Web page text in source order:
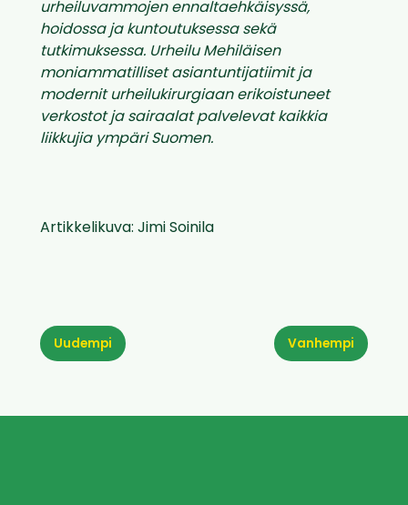
urheiluvammojen ennaltaehkäisyssä,
hoidossa ja kuntoutuksessa sekä
tutkimuksessa. Urheilu Mehiläisen
moniammatilliset asiantuntijatiimit ja
modernit urheilukirurgiaan erikoistuneet
verkostot ja sairaalat palvelevat kaikkia
liikkujia ympäri Suomen.
Artikkelikuva: Jimi Soinila
Vanhempi
Uudempi